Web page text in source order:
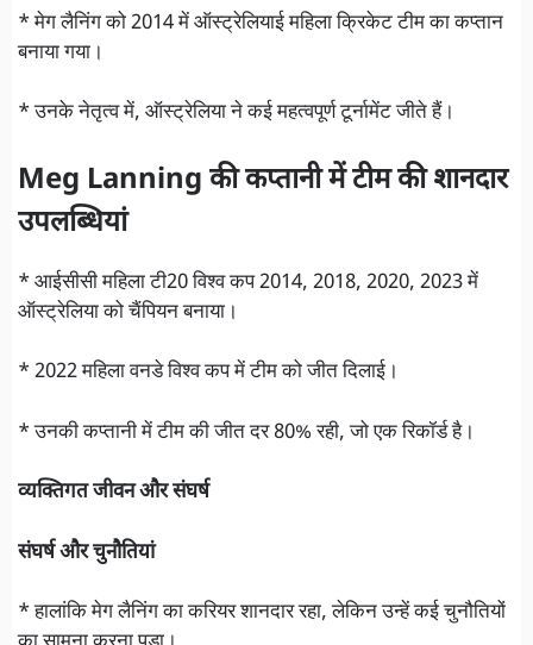
* मेग लैनिंग को 2014 में ऑस्ट्रेलियाई महिला क्रिकेट टीम का कप्तान
बनाया गया।
* उनके नेतृत्व में, ऑस्ट्रेलिया ने कई महत्वपूर्ण टूर्नामेंट जीते हैं।
Meg Lanning की कप्तानी में टीम की शानदार
उपलब्धियां
* आईसीसी महिला टी20 विश्व कप 2014, 2018, 2020, 2023 में
ऑस्ट्रेलिया को चैंपियन बनाया।
* 2022 महिला वनडे विश्व कप में टीम को जीत दिलाई।
* उनकी कप्तानी में टीम की जीत दर 80% रही, जो एक रिकॉर्ड है।
व्यक्तिगत जीवन और संघर्ष
संघर्ष और चुनौतियां
* हालांकि मेग लैनिंग का करियर शानदार रहा, लेकिन उन्हें कई चुनौतियों